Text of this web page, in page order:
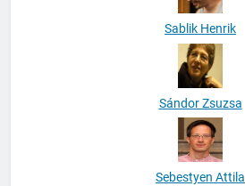
Sablik Henrik
Sándor Zsuzsa
Sebestyen Attila